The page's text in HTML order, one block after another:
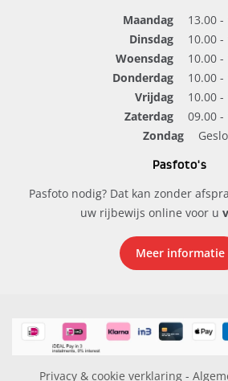
Maandag
13.00 -
Dinsdag
10.00 -
Woensdag
10.00 -
Donderdag
10.00 -
Vrijdag
10.00 -
Zaterdag
09.00 -
Zondag
Pasfoto's
Pasfoto nodig? Dat kan zonder
uw rijbewijs online voor u
Meer informatie
Privacy & cookie verklaring -